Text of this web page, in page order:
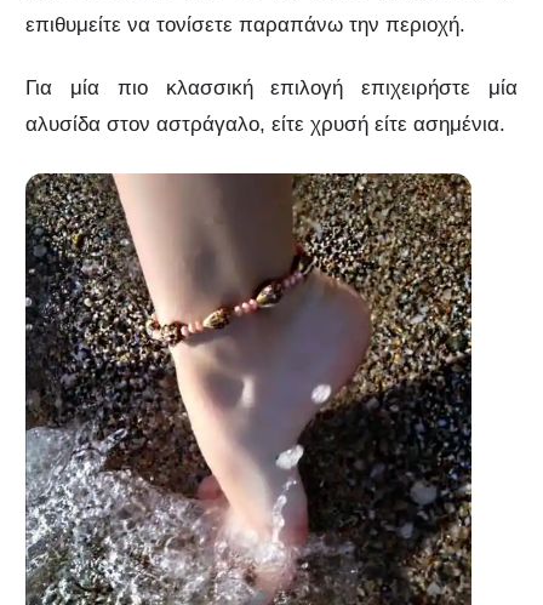
επιθυμείτε να τονίσετε παραπάνω την περιοχή.
Για μία πιο κλασσική επιλογή επιχειρήστε μία
αλυσίδα στον αστράγαλο, είτε χρυσή είτε ασημένια.